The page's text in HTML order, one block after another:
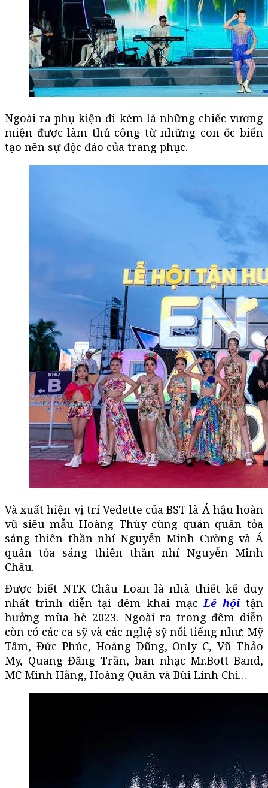
Ngoài ra phụ kiện đi kèm là những chiếc vương
miện được làm thủ công từ những con ốc biển
tạo nên sự độc đáo của trang phục.
Và xuất hiện vị trí Vedette của BST là Á hậu hoàn
vũ siêu mẫu Hoàng Thùy cùng quán quân tỏa
sáng thiên thần nhí Nguyễn Minh Cường và Á
quân tỏa sáng thiên thần nhí Nguyễn Minh
Châu.
Được biết NTK Châu Loan là nhà thiết kế duy
nhất trình diễn tại đêm khai mạcLê hội tận
hưởng mùa hè 2023. Ngoài ra trong đêm diễn
còn có các ca sỹ và các nghệ sỹ nổi tiếng như: Mỹ
Tâm, Đức Phúc, Hoàng Dũng, Only C, Vũ Thảo
My, Quang Đăng Trần, ban nhạc Mr.Bott Band,
MC Minh Hằng, Hoàng Quân và Bùi Linh Chi…